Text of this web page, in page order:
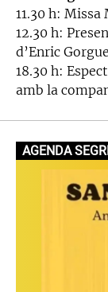
11.30 h: Missa
12.30 h:
d’Enric
18.30 h:
amb la
AGENDA